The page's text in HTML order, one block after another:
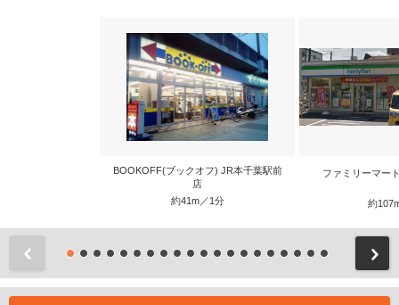
BOOKOFF(ブックオフ) JR本千葉駅前
店
約41m／1分
ファミリーマー
約